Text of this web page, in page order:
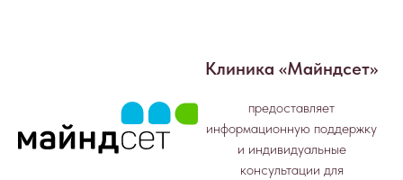
Клиника «Майндсет»
предоставляет
информационную поддержку
и индивидуальные
консультации для